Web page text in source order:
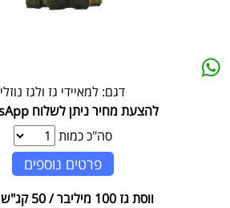
דגם: למאיידי גז ולגז נוזלי
להצעת מחיר ניתן לשלוח WhatsApp
סה"כ כמות
פרטים נוספים
ווסת גז 100 מיליבר / 50 קג"ש - REGO